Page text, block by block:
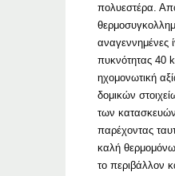
πολυεστέρα.
αναγεννημένες
πυκνότητας 40
ηχομονωτική
δομικών
των
παρέχοντας
καλή
το περιβάλλον